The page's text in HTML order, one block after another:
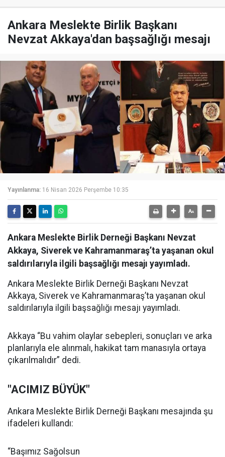
Ankara Meslekte Birlik Başkanı
Nevzat Akkaya'dan başsağlığı mesajı
Yayınlanma: 16 Nisan 2026 Perşembe 10:35
Ankara Meslekte Birlik Derneği Başkanı Nevzat
Akkaya, Siverek ve Kahramanmaraş’ta yaşanan okul
saldırılarıyla ilgili başsağlığı mesajı yayımladı.
Ankara Meslekte Birlik Derneği Başkanı Nevzat
Akkaya, Siverek ve Kahramanmaraş’ta yaşanan okul
saldırılarıyla ilgili başsağlığı mesajı yayımladı.
Akkaya “Bu vahim olaylar sebepleri, sonuçları ve arka
planlarıyla ele alınmalı, hakikat tam manasıyla ortaya
çıkarılmalıdır” dedi.
"ACIMIZ BÜYÜK"
Ankara Meslekte Birlik Derneği Başkanı mesajında şu
ifadeleri kullandı:
“Başımız Sağolsun